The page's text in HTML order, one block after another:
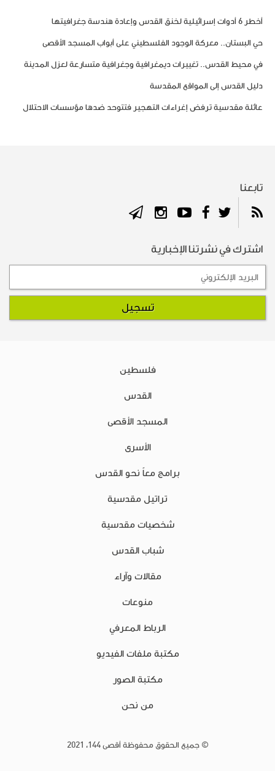
أخطر 6 أدوات إسرائيلية لخنق القدس وإعادة هندسة جغرافيتها
حي البستان.. معركة الوجود الفلسطيني على أبواب المسجد الأقصى
في محيط القدس.. تغييرات ديمغرافية وجغرافية متسارعة لعزل المدينة
دليل القدس إلى المواقع المقدسة
عائلة مقدسية ترفض إغراءات التهجير فتتوحد ضدها مؤسسات الاحتلال
تابعنا
اشترك في نشرتنا الإخبارية
فلسطين
القدس
المسجد الأقصى
الأسرى
برامج معاً نحو القدس
تراتيل مقدسية
شخصيات مقدسية
شباب القدس
مقالات وآراء
منوعات
الرباط المعرفي
مكتبة ملفات الفيديو
مكتبة الصور
من نحن
© جميع الحقوق محفوظة أقصى 144، 2021